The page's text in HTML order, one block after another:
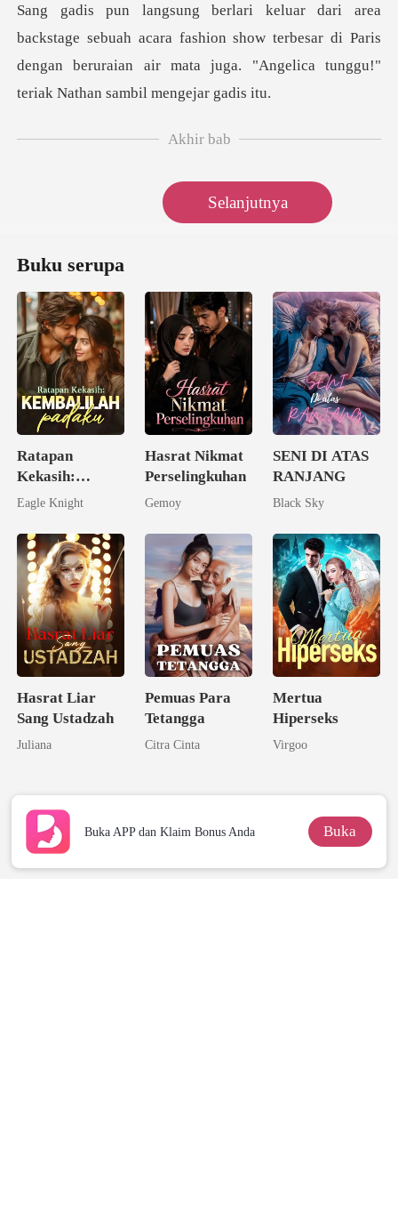
Sang gadis pun langsung berlari keluar dari area
backstage sebuah acara fashion show terbesar
Akhir bab
Selanjutnya
Buku serupa
Ratapan
Kekasih:
Kembalilah
Eagle Knight
Hasrat Nikmat
Perselingkuhan
Gemoy
SENI DI ATAS
RANJANG
Black Sky
Hasrat Liar
Sang Ustadzah
Juliana
Pemuas Para
Tetangga
Citra Cinta
Mertua
Hiperseks
Virgoo
Buka APP dan Klaim Bonus Anda Buka